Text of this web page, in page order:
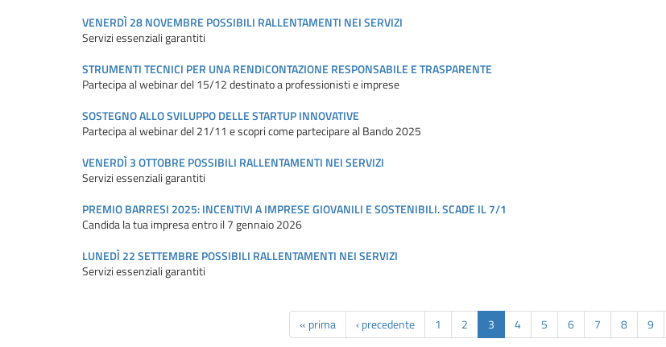
VENERDÌ 28 NOVEMBRE POSSIBILI RALLENTAMENTI NEI SERVIZI
Servizi essenziali garantiti
STRUMENTI TECNICI PER UNA RENDICONTAZIONE RESPONSABILE E TRASPARENTE
Partecipa al webinar del 15/12 destinato a professionisti e imprese
SOSTEGNO ALLO SVILUPPO DELLE STARTUP INNOVATIVE
Partecipa al webinar del 21/11 e scopri come partecipare al Bando 2025
VENERDÌ 3 OTTOBRE POSSIBILI RALLENTAMENTI NEI SERVIZI
Servizi essenziali garantiti
PREMIO BARRESI 2025: INCENTIVI A IMPRESE GIOVANILI E SOSTENIBILI. SCADE IL 7/1
Candida la tua impresa entro il 7 gennaio 2026
LUNEDÌ 22 SETTEMBRE POSSIBILI RALLENTAMENTI NEI SERVIZI
Servizi essenziali garantiti
« prima ‹ precedente 1 2 3 4 5 6 7 8 9